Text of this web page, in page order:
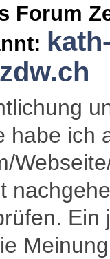
Forum
habe ich